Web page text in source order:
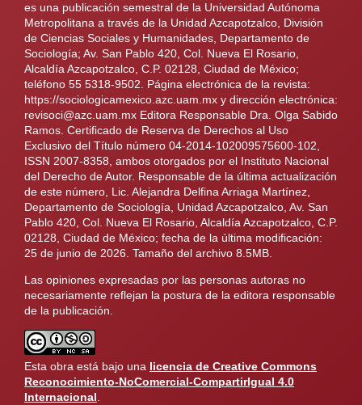
es una publicación semestral de la Universidad Autónoma
Metropolitana a través de la Unidad Azcapotzalco, División
de Ciencias Sociales y Humanidades, Departamento de
Sociología; Av. San Pablo 420, Col. Nueva El Rosario,
Alcaldía Azcapotzalco, C.P. 02128, Ciudad de México;
teléfono 55 5318-9502. Página electrónica de la revista:
https://sociologicamexico.azc.uam.mx y dirección electrónica:
revisoci@azc.uam.mx Editora Responsable Dra. Olga Sabido
Ramos. Certificado de Reserva de Derechos al Uso
Exclusivo del Título número 04-2014-102009575600-102,
ISSN 2007-8358, ambos otorgados por el Instituto Nacional
del Derecho de Autor. Responsable de la última actualización
de este número, Lic. Alejandra Delfina Arriaga Martínez,
Departamento de Sociología, Unidad Azcapotzalco, Av. San
Pablo 420, Col. Nueva El Rosario, Alcaldía Azcapotzalco, C.P.
02128, Ciudad de México; fecha de la última modificación:
25 de junio de 2026. Tamaño del archivo 8.5MB.
Las opiniones expresadas por las personas autoras no
necesariamente reflejan la postura de la editora responsable
de la publicación.
Esta obra está bajo una licencia de Creative Commons
Reconocimiento-NoComercial-CompartirIgual 4.0
Internacional.